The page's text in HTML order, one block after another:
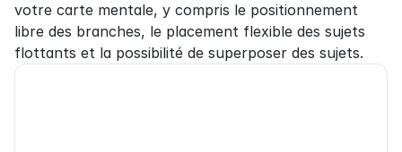
votre carte mentale, y compris le positionnement
libre des branches, le placement flexible des sujets
flottants et la possibilité de superposer des sujets.